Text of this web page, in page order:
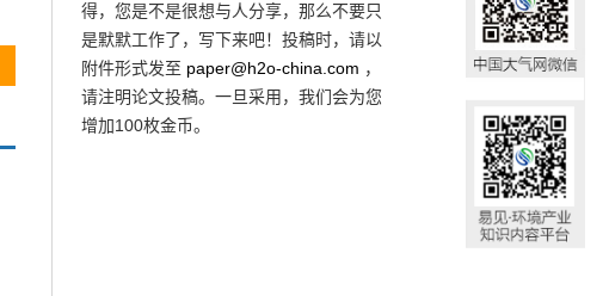
得，您是不是很想与人分享，那么不要只
是默默工作了，写下来吧！投稿时，请以
附件形式发至 paper@h2o-china.com ，
请注明论文投稿。一旦采用，我们会为您
增加100枚金币。